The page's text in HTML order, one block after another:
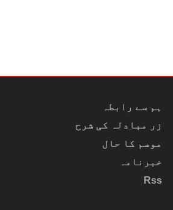
ہم سے رابطہ
زر مبادلہ کی شرح
موسم کا حال
خبرنامہ
Rss